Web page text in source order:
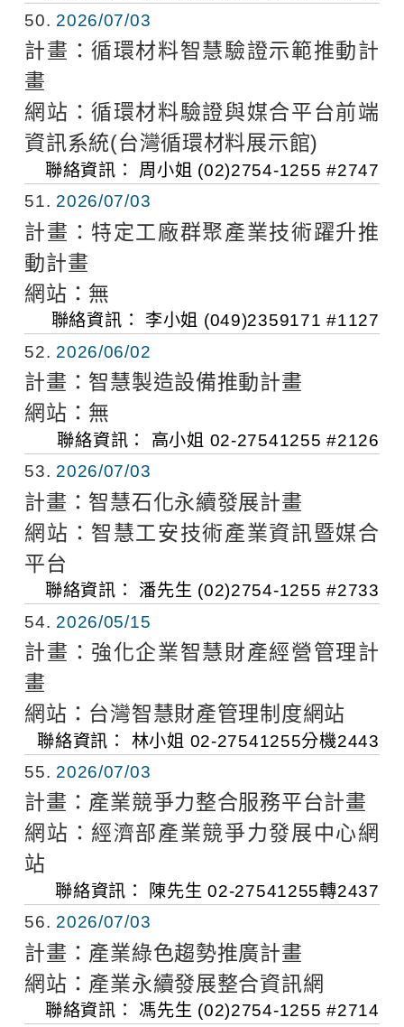
50
2026/07/03
計畫：循環材料智慧驗證示範推動計
畫
網站：循環材料驗證與媒合平台前端
資訊系統(台灣循環材料展示館)
聯絡資訊： 周小姐 (02)2754-1255 #2747
51
2026/07/03
計畫：特定工廠群聚產業技術躍升推
動計畫
網站： 無
聯絡資訊： 李小姐 (049)2359171 #1127
52
2026/06/02
計畫： 智慧製造設備推動計畫
網站： 無
聯絡資訊： 高小姐 02-27541255 #2126
53
2026/07/03
計畫： 智慧石化永續發展計畫
網站： 智慧工安技術產業資訊暨媒合
平台
聯絡資訊： 潘先生 (02)2754-1255 #2733
54
2026/05/15
計畫： 強化企業智慧財產經營管理計
畫
網站： 台灣智慧財產管理制度網站
聯絡資訊： 林小姐 02-27541255分機2443
55
2026/07/03
計畫： 產業競爭力整合服務平台計畫
網站： 經濟部產業競爭力發展中心網
站
聯絡資訊： 陳先生02-27541255轉2437
56
2026/07/03
計畫： 產業綠色趨勢推廣計畫
網站： 產業永續發展整合資訊網
聯絡資訊： 馮先生 (02)2754-1255 #2714